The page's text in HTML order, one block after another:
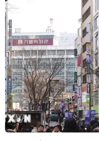
07/07/2022 06:10
Giám đốc điều hành
Day 2022 mang ý
sẻ một bức tranh toàn